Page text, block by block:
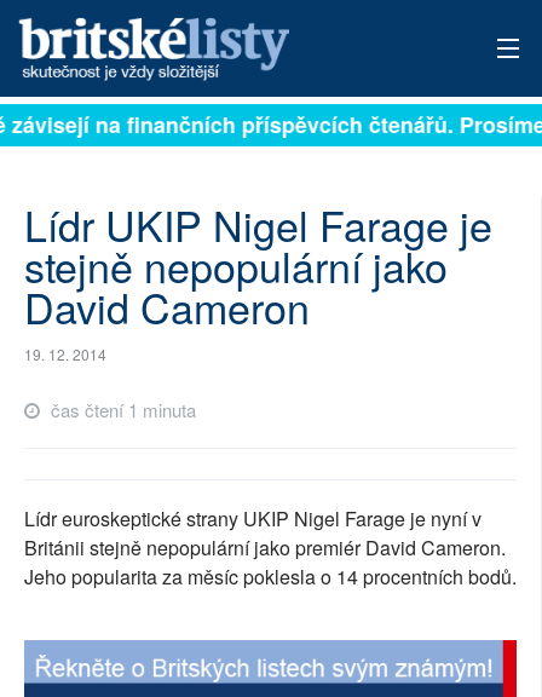
PŘIHLÁSIT
ARCHIV
ROZHOVORY
TÉMATA
NEJČTENĚJŠÍ ZA 7 DNÍ
PŘÍSPĚVKY NA PROVOZ
SOCIÁLNÍ SÍTĚ
PLNÁ VERZE STRÁNEK
na finančních příspěvcích čtenářů.
Lídr UKIP Nigel Farage je
stejně nepopulární jako
David Cameron
19. 12. 2014
čas čtení 1 minuta
Lídr euroskeptické strany UKIP Nigel Farage je nyní v
Británii stejně nepopulární jako premiér David Cameron.
Jeho popularita za měsíc poklesla o 14 procentních bodů.